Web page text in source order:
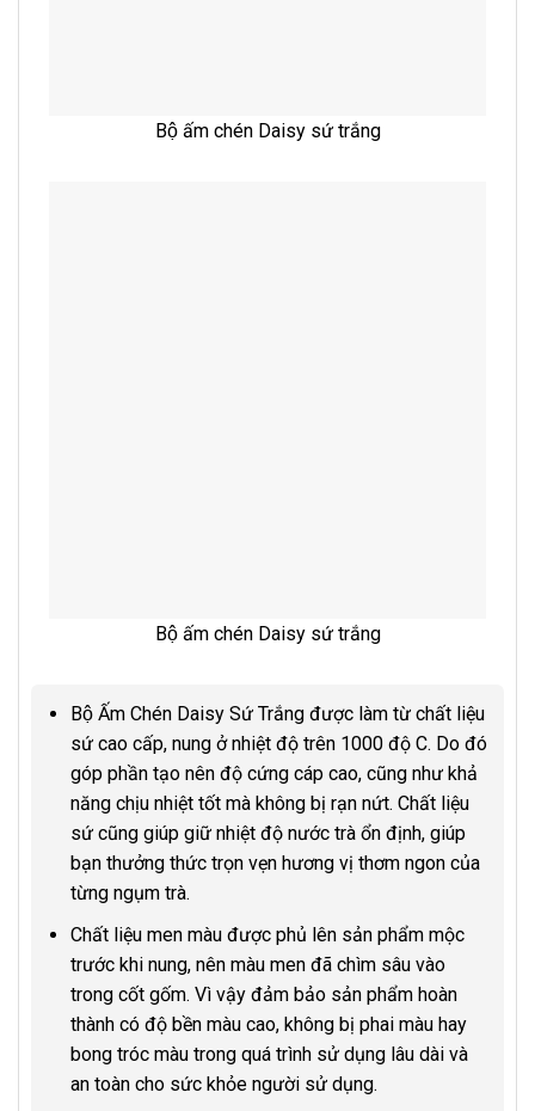
Bộ ấm chén Daisy sứ trắng
Bộ ấm chén Daisy sứ trắng
Bộ Ấm Chén Daisy Sứ Trắng được làm từ chất liệu
sứ cao cấp, nung ở nhiệt độ trên 1000 độ C. Do đó
góp phần tạo nên độ cứng cáp cao, cũng như khả
năng chịu nhiệt tốt mà không bị rạn nứt. Chất liệu
sứ cũng giúp giữ nhiệt độ nước trà ổn định, giúp
bạn thưởng thức trọn vẹn hương vị thơm ngon của
từng ngụm trà.
Chất liệu men màu được phủ lên sản phẩm mộc
trước khi nung, nên màu men đã chìm sâu vào
trong cốt gốm. Vì vậy đảm bảo sản phẩm hoàn
thành có độ bền màu cao, không bị phai màu hay
bong tróc màu trong quá trình sử dụng lâu dài và
an toàn cho sức khỏe người sử dụng.